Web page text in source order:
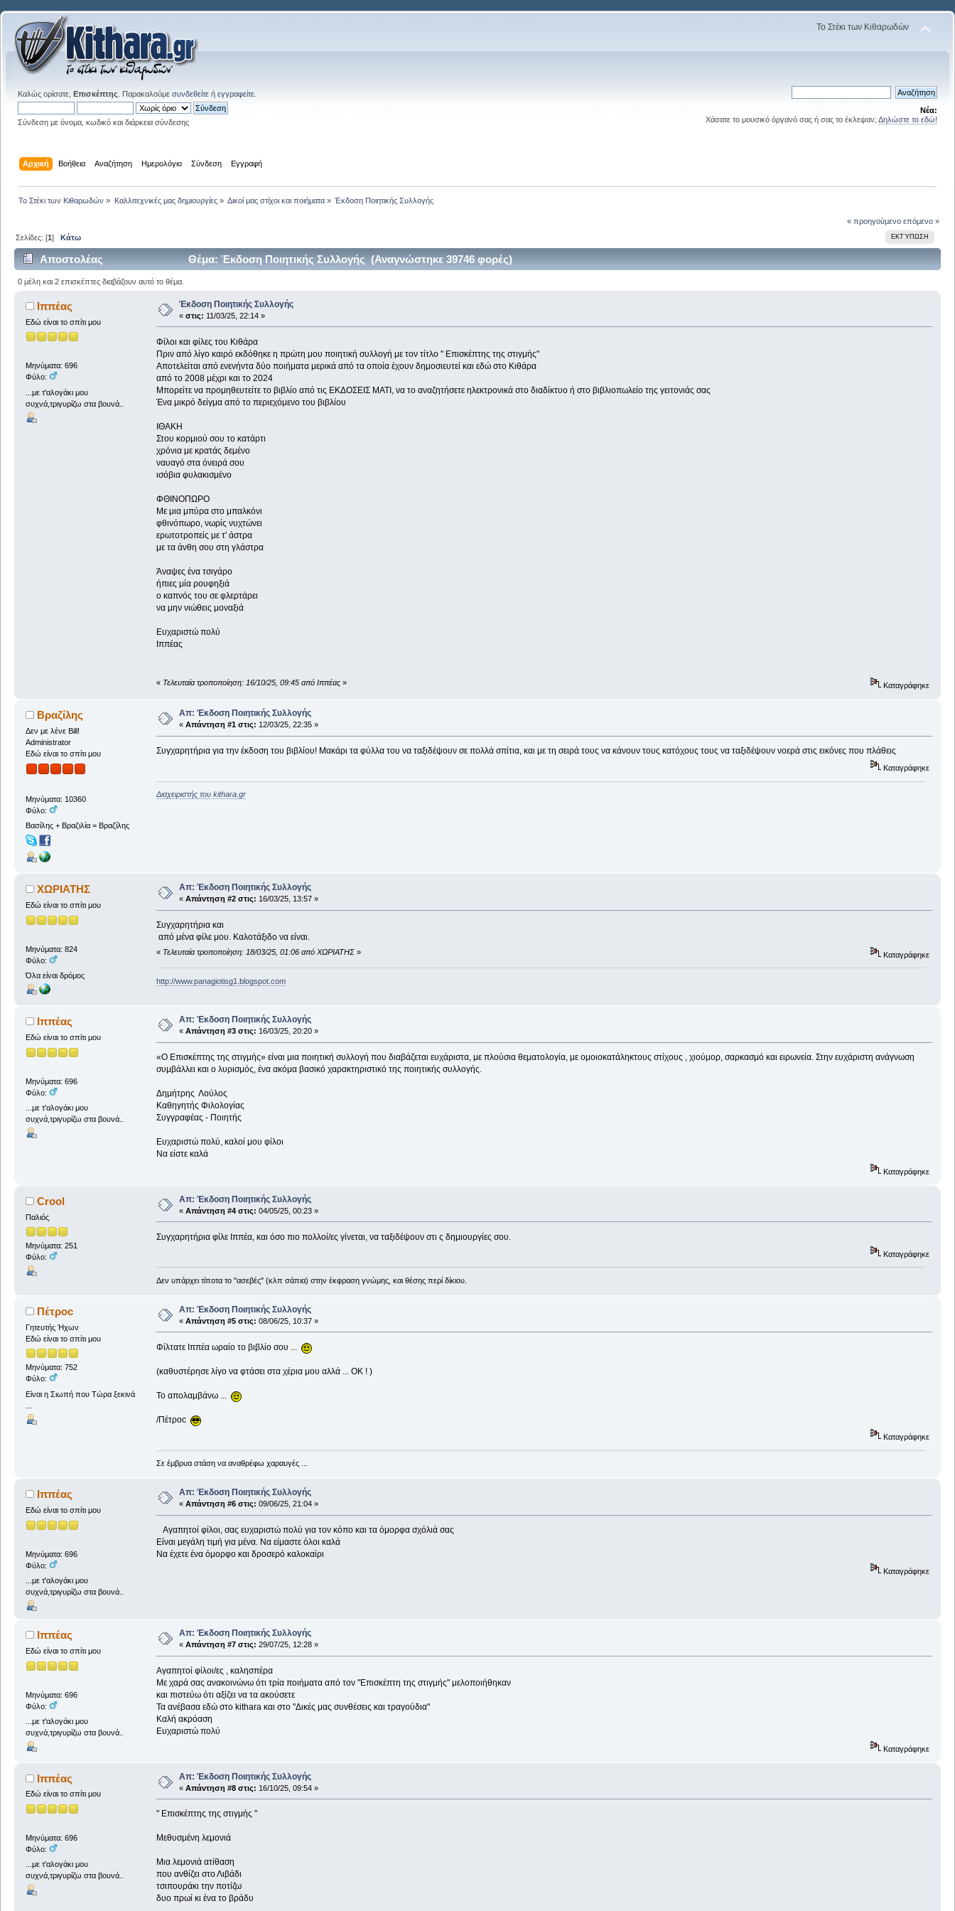
Το Στέκι των Κιθαρωδών
Καλώς ορίσατε, Επισκέπτης . Παρακαλούμε συνδεθείτε ή εγγραφείτε
Σύνδεση με όνομα, κωδικό και διάρκεια σύνδεσης
Νέα:
Χάσατε το μουσικό όργανό σας ή σας το έκλεψαν; Δηλώστε το εδώ!
Αρχική Βοήθεια Αναζήτηση Ημερολόγιο Σύνδεση Εγγραφή
Το Στέκι των Κιθαρωδών » Καλλιτεχνικές μας δημιουργίες» Δικοί μας στίχοι και ποιήματα» Έκδοση Ποιητικής Συλλογής
« προηγούμενο επόμενο »
ΕΚΤΎΠΩΣΗ
Σελίδες: [1]Κάτω
Αποστολέας Θέμα: Έκδοση Ποιητικής Συλλογής (Αναγνώστηκε 39746 φορές)
0 μέλη και 2 επισκέπτες διαβάζουν αυτό το θέμα.
Ιππέας
Εδώ είναι το σπίτι μου
Μηνύματα: 696
Φύλο:
...με τ'αλογάκι μου
συχνά,τριγυρίζω στα βουνά..
Έκδοση Ποιητικής Συλλογής
« στις: 11/03/25, 22:14 »
Φίλοι και φίλες του Κιθάρα
Πριν από λίγο καιρό εκδόθηκε η πρώτη μου ποιητική συλλογή με τον τίτλο " Επισκέπτης της στιγμής"
Αποτελείται από ενενήντα δύο ποιήματα μερικά από τα οποία έχουν δημοσιευτεί και εδώ στο Κιθάρα
από το 2008 μέχρι και το 2024
Μπορείτε να προμηθευτείτε το βιβλίο από τις ΕΚΔΟΣΕΙΣ ΜΑΤΙ, να το αναζητήσετε ηλεκτρονικά στο διαδίκτυο ή στο βιβλιοπωλείο της γειτονιάς σας
Ένα μικρό δείγμα από το περιεχόμενο του βιβλίου
ΙΘΑΚΗ
Στου κορμιού σου το κατάρτι
χρόνια με κρατάς δεμένο
ναυαγό στα όνειρά σου
ισόβια φυλακισμένο
ΦΘΙΝΟΠΩΡΟ
Με μια μπύρα στο μπαλκόνι
φθινόπωρο, νωρίς νυχτώνει
ερωτοτροπείς με τ' άστρα
με τα άνθη σου στη γλάστρα
Άναψες ένα τσιγάρο
ήπιες μία ρουφηξιά
ο καπνός του σε φλερτάρει
να μην νιώθεις μοναξιά
Ευχαριστώ πολύ
Ιππέας
« Τελευταία τροποποίηση: 16/10/25, 09:45 από Ιππέας» Καταγράφηκε
Βραζίλης
Δεν με λένε Bill!
Administrator
Εδώ είναι το σπίτι μου
Μηνύματα: 10360
Φύλο:
Βασίλης + Βραζιλία = Βραζίλης
Απ: Έκδοση Ποιητικής Συλλογής
« Απάντηση #1 στις: 12/03/25, 22:35 »
Συγχαρητήρια για την έκδοση του βιβλίου! Μακάρι τα φύλλα του να ταξιδέψουν σε πολλά σπίτια, και με τη σειρά τους να κάνουν τους κατόχους τους να ταξιδέψουν νοερά στις εικόνες που πλάθεις
Καταγράφηκε
Διαχειριστής του kithara.gr
ΧΩΡΙΑΤΗΣ
Εδώ είναι το σπίτι μου
Μηνύματα: 824
Φύλο:
Όλα είναι δρόμος
Απ: Έκδοση Ποιητικής Συλλογής
« Απάντηση #2 στις: 16/03/25, 13:57 »
Συγχαρητήρια και
από μένα φίλε μου. Καλοτάξιδο να είναι.
« Τελευταία τροποποίηση: 18/03/25, 01:06 από ΧΩΡΙΑΤΗΣ» Καταγράφηκε
http://www.panagiotisg1.blogspot.com
Ιππέας
Εδώ είναι το σπίτι μου
Μηνύματα: 696
Φύλο:
...με τ'αλογάκι μου
συχνά,τριγυρίζω στα βουνά..
Απ: Έκδοση Ποιητικής Συλλογής
« Απάντηση #3 στις: 16/03/25, 20:20 »
«Ο Επισκέπτης της στιγμής» είναι μια ποιητική συλλογή που διαβάζεται ευχάριστα, με πλούσια θεματολογία, με ομοιοκατάληκτους στίχους , χιούμορ, σαρκασμό και ειρωνεία. Στην ευχάριστη ανάγνωση
συμβάλλει και ο λυρισμός, ένα ακόμα βασικό χαρακτηριστικό της ποιητικής συλλογής.
Δημήτρης Λούλος
Καθηγητής Φιλολογίας
Συγγραφέας - Ποιητής
Ευχαριστώ πολύ, καλοί μου φίλοι
Να είστε καλά
Καταγράφηκε
Crool
Παλιός
Μηνύματα: 251
Φύλο:
Απ: Έκδοση Ποιητικής Συλλογής
« Απάντηση #4 στις: 04/05/25, 00:23 »
Συγχαρητήρια φίλε Ιππέα, και όσο πιο πολλοί/ες γίνεται, να ταξιδέψουν στι ς δημιουργίες σου.
Καταγράφηκε
Δεν υπάρχει τίποτα το "ασεβές" (κλπ σάπια) στην έκφραση γνώμης, και θέσης περί δίκιου.
Πέτροc
Γητευτής Ήχων
Εδώ είναι το σπίτι μου
Μηνύματα: 752
Φύλο:
Είναι η Σιωπή που Τώρα ξεκινά
Απ: Έκδοση Ποιητικής Συλλογής
« Απάντηση #5 στις: 08/06/25, 10:37 »
Φίλτατε Ιππέα ωραίο το βιβλίο σου ...
(καθυστέρησε λίγο να φτάσει στα χέρια μου αλλά ... ΟΚ ! )
Το απολαμβάνω ...
/Πέτροc
Καταγράφηκε
Σε έμβρυα στάση να αναθρέφω χαραυγές ...
Ιππέας
Εδώ είναι το σπίτι μου
Μηνύματα: 696
Φύλο:
...με τ'αλογάκι μου
συχνά,τριγυρίζω στα βουνά..
Απ: Έκδοση Ποιητικής Συλλογής
« Απάντηση #6 στις: 09/06/25, 21:04 »
Αγαπητοί φίλοι, σας ευχαριστώ πολύ για τον κόπο και τα όμορφα σχόλιά σας
Είναι μεγάλη τιμή για μένα. Να είμαστε όλοι καλά
Να έχετε ένα όμορφο και δροσερό καλοκαίρι
Καταγράφηκε
Ιππέας
Εδώ είναι το σπίτι μου
Μηνύματα: 696
Φύλο:
...με τ'αλογάκι μου
συχνά,τριγυρίζω στα βουνά..
Απ: Έκδοση Ποιητικής Συλλογής
« Απάντηση #7 στις: 29/07/25, 12:28 »
Αγαπητοί φίλοι/ες , καλησπέρα
Με χαρά σας ανακοινώνω ότι τρία ποιήματα από τον "Επισκέπτη της στιγμής" μελοποιήθηκαν
και πιστεύω ότι αξίζει να τα ακούσετε
Τα ανέβασα εδώ στο kithara και στο "Δικές μας συνθέσεις και τραγούδια"
Καλή ακρόαση
Ευχαριστώ πολύ
Καταγράφηκε
Ιππέας
Εδώ είναι το σπίτι μου
Μηνύματα: 696
Φύλο:
...με τ'αλογάκι μου
συχνά,τριγυρίζω στα βουνά..
Απ: Έκδοση Ποιητικής Συλλογής
« Απάντηση #8 στις: 16/10/25, 09:54 »
" Επισκέπτης της στιγμής "
Μεθυσμένη λεμονιά
Μια λεμονιά ατίθαση
που ανθίζει στο Λιβάδι
τσιπουράκι την ποτίζω
δυο πρωί κι ένα το βράδυ